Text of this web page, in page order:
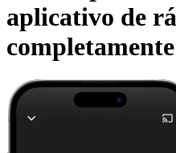
aplicativo de